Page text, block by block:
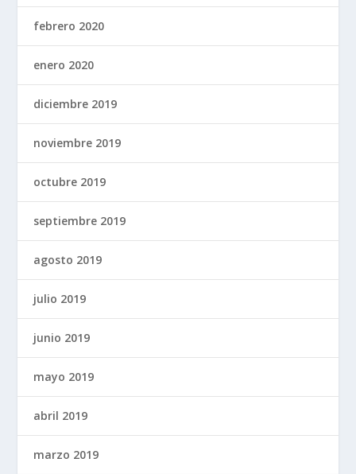
febrero 2020
enero 2020
diciembre 2019
noviembre 2019
octubre 2019
septiembre 2019
agosto 2019
julio 2019
junio 2019
mayo 2019
abril 2019
marzo 2019